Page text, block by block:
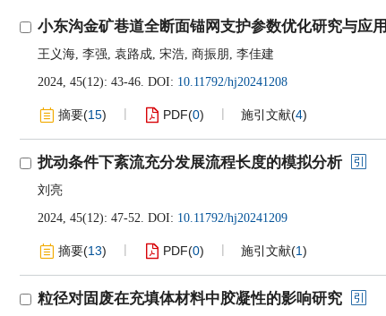
小东沟金矿巷道全断面锚网支护参数优化研究与应用
王义海, 李强, 袁路成, 宋浩, 商振朋 , 李佳建
2024, 45(12): 43-46. DOI: 10.11792/hj20241208
摘要(15) PDF(0) 施引文献(4)
扰动条件下紊流充分发展流程长度的模拟分析
刘亮
2024, 45(12): 47-52. DOI: 10.11792/hj20241209
摘要(13) PDF(0) 施引文献(1)
粒径对固废在充填体材料中胶凝性的影响研究